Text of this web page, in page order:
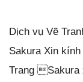
Dịch vụ Vẽ
Sakura Xin
Trang Sakura